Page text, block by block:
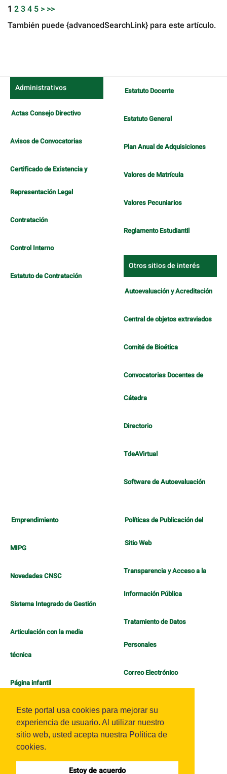
Este portal usa cookies para mejorar su
experiencia de usuario. Al utilizar nuestro
sitio web, usted acepta nuestra Política de
cookies.
Estoy de acuerdo
1 234 5 > >>
También puede {advancedSearchLink} para este artículo.
Administrativos
Actas Consejo Directivo
Avisos de Convocatorias
Certificado de Existencia y
Representación Legal
Contratación
Control Interno
Estatuto de Contratación
Estatuto Docente
Estatuto General
Plan Anual de Adquisiciones
Valores de Matrícula
Valores Pecuniarios
Reglamento Estudiantil
Otros sitios de interés
Autoevaluación y Acreditación
Central de objetos extraviados
Comité de Bioética
Convocatorias Docentes de
Cátedra
Directorio
TdeAVirtual
Software de Autoevaluación
Emprendimiento
MIPG
Novedades CNSC
Sistema Integrado de Gestión
Articulación con la media
técnica
Página infantil
Políticas de Publicación del
Sitio Web
Transparencia y Acceso a la
Información Pública
Tratamiento de Datos
Personales
Correo Electrónico